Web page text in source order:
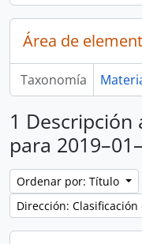
Área de
Taxonomía
1 Descripción
para
Ordenar por: Título
Dirección: